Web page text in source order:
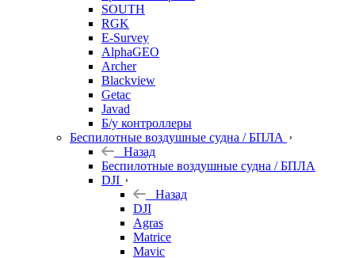
SOUTH
RGK
E-Survey
AlphaGEO
Archer
Blackview
Getac
Javad
Б/у контроллеры
Беспилотные воздушные судна / БПЛА
Назад
Беспилотные воздушные судна / БПЛА
DJI
Назад
DJI
Agras
Matrice
Mavic